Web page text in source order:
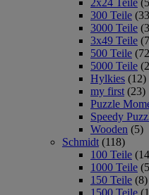
2x24 Teile
300 Teile
3000 Teile
3x49 Teile
500 Teile
5000 Teile
Hylkies (12)
my first (23)
Puzzle
Speedy
Wooden (5)
Schmidt (118)
100 Teile
1000 Teile
150 Teile (8)
1500 Teile